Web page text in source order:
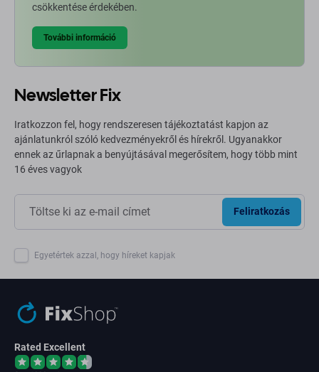
csökkentése érdekében.
További információ
Newsletter Fix
Iratkozzon fel, hogy rendszeresen tájékoztatást kapjon az
ajánlatunkról szóló kedvezményekről és hírekről. Ugyanakkor
ennek az űrlapnak a benyújtásával megerősítem, hogy több mint
16 éves vagyok
Feliratkozás
Egyetértek azzal, hogy híreket kapjak
Rated Excellent